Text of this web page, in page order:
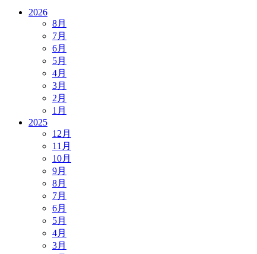
2026
8月
7月
6月
5月
4月
3月
2月
1月
2025
12月
11月
10月
9月
8月
7月
6月
5月
4月
3月